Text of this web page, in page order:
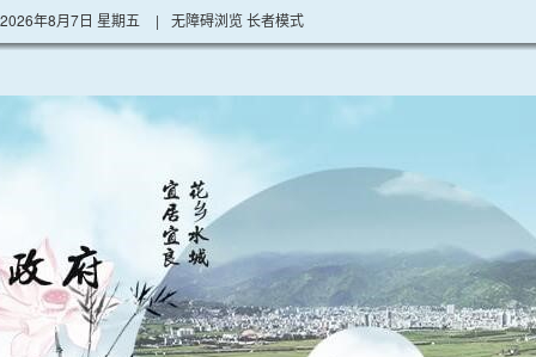
2026年8月7日 星期五 | 无障碍浏览长者模式